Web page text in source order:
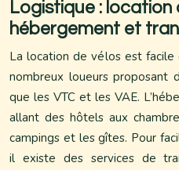
Logistique : location
hébergement et
La location de vélos est
nombreux loueurs
que les VTC et les VAE.
allant des hôtels aux
campings et les gîtes. Pour
il existe des services de